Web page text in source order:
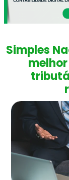
Simples